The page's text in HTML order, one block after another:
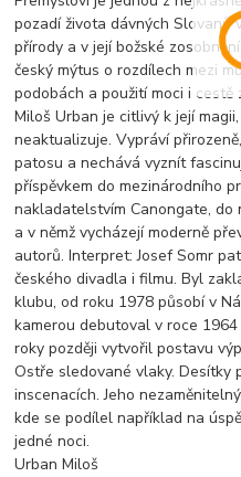
pozadí života dávných Slovanů
přírody a v její božské
český mýtus o rozdílech mezi
podobách a použití moci i cestě
Miloš Urban je citlivý k její
neaktualizuje. Vypráví
patosu a nechává vyznít
příspěvkem do mezinárodního
nakladatelstvím Canongate, do
a v němž vycházejí moderně
autorů. Interpret: Josef Somr
českého divadla i filmu. Byl
klubu, od roku 1978 působí v
kamerou debutoval v roce
roky později vytvořil postavu
Ostře sledované vlaky. Desítky
inscenacích. Jeho
kde se podílel například na
jedné noci.
Urban Miloš